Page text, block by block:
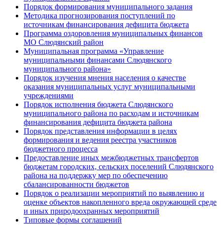
Порядок формирования муниципального задания
Методика прогнозирования поступлений по
источникам финансирования дефицита бюджета
Программа оздоровления муниципальных финансов
МО Слюдянский район
Муниципальная программа «Управление
муниципальными финансами Слюдянского
муниципального района»
Порядок изучения мнения населения о качестве
оказания муниципальных услуг муниципальными
учреждениями
Порядок исполнения бюджета Слюдянского
муниципального района по расходам и источникам
финансирования дефицита бюджета района
Порядок представления информации в целях
формирования и ведения реестра участников
бюджетного процесса
Предоставление иных межбюджетных трансфертов
бюджетам городских, сельских поселений Слюдянского
района на поддержку мер по обеспечению
сбалансированности бюджетов
Порядок о реализации мероприятий по выявлению и
оценке объектов накопленного вреда окружающей среде
и иных природоохранных мероприятий
Типовые формы соглашений